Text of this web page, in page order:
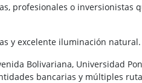
profesionales o inversionistas
y excelente iluminación natural.
Bolivariana, Universidad
bancarias y múltiples